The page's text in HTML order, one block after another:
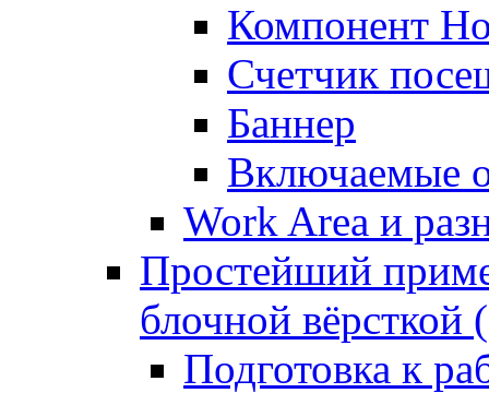
Компонент
Счетчик
Баннер
Включаемые
Work Area и
Простейший
блочной вёрсткой
Подготовка к